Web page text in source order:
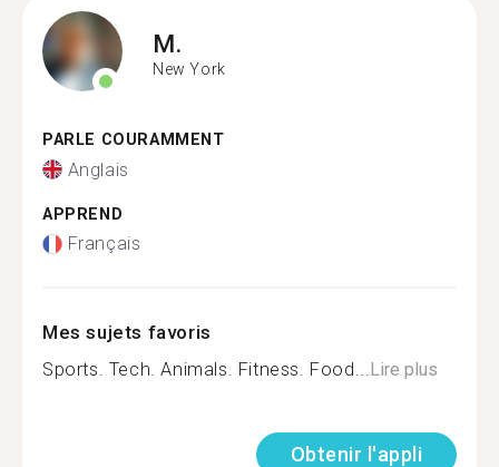
M.
New York
PARLE COURAMMENT
Anglais
APPREND
Français
Mes sujets favoris
Sports. Tech. Animals. Fitness. Food...Lire plus
Obtenir l'appli